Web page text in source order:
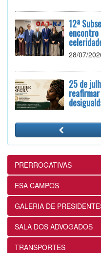
12ª
encontro
28/07/
25 de
12ª
Prática
24/07/
12ª
ações
futuros
24/07/
PRERROGATIVAS
ESA CAMPOS
GALERIA DE
SALA DOS ADVOGADOS
TRANSPORTES